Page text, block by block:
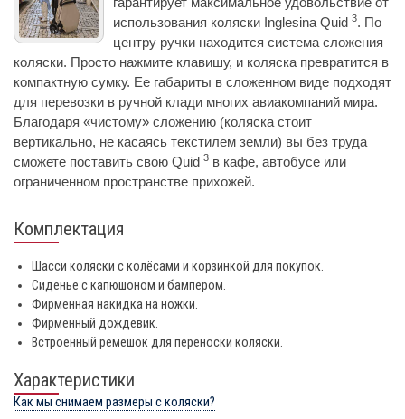
использования коляски Inglesina Quid 3. По
центру ручки находится система сложения
коляски. Просто нажмите клавишу, и коляска превратится в
компактную сумку. Ее габариты в сложенном виде подходят
для перевозки в ручной клади многих авиакомпаний мира.
Благодаря «чистому» сложению (коляска стоит
вертикально, не касаясь текстилем земли) вы без труда
сможете поставить свою Quid 3 в кафе, автобусе или
ограниченном пространстве прихожей.
Комплектация
Шасси коляски с колёсами и корзинкой для покупок.
Сиденье с капюшоном и бампером.
Фирменная накидка на ножки.
Фирменный дождевик.
Встроенный ремешок для переноски коляски.
Характеристики
Как мы снимаем размеры с коляски?